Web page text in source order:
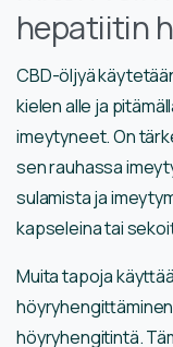
hepatiitin
CBD-öljyä
kielen alle ja
imeytyneet. On
sen rauhassa
sulamista ja
kapseleina tai
Muita tapoja
höyryhengitintä.